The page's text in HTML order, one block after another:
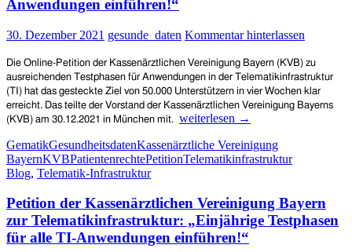
Anwendungen einführen!“
30. Dezember 2021 gesunde_daten Kommentar hinterlassen
Die Online-Petition der Kassenärztlichen Vereinigung Bayern (KVB) zu
ausreichenden Testphasen für Anwendungen in der Telematikinfrastruktur
(TI) hat das gesteckte Ziel von 50.000 Unterstützern in vier Wochen klar
erreicht. Das teilte der Vorstand der Kassenärztlichen Vereinigung Bayerns
(KVB) am 30.12.2021 in München mit. Erster
für
Kassenärztliche
Mehr
als
50.000
Unterstützer*innen
weiterlesen →
GematikGesundheitsdatenKassenärztliche Vereinigung
BayernKVBPatientenrechtePetitionTelematikinfrastruktur
Blog, Telematik-Infrastruktur
Petition der Kassenärztlichen Vereinigung Bayern
zur Telematikinfrastruktur: „Einjährige Testphasen
für alle TI-Anwendungen einführen!“